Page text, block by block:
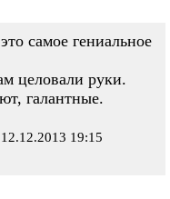
самое гениальное
целовали руки.
галантные.
19:15